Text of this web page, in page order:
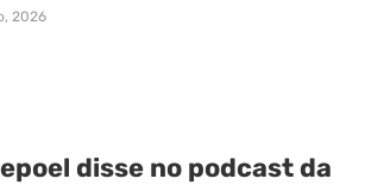
2026
disse no podcast da